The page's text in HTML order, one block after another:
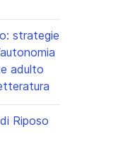
strategie
adulto
Riposo